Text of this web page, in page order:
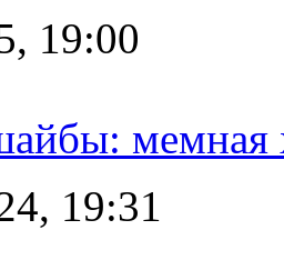
19:00
мемная
19:31